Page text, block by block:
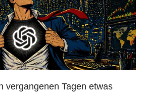
vergangenen Tagen etwas